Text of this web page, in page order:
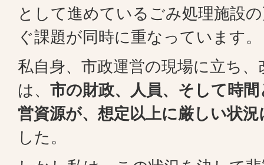
として進めているごみ処理施設
ぐ課題が同時に重なっています。
私自身、市政運営の現場に立ち
は、 市の財政、人員、そして時
営資源が、想定以上に厳しい状
した。